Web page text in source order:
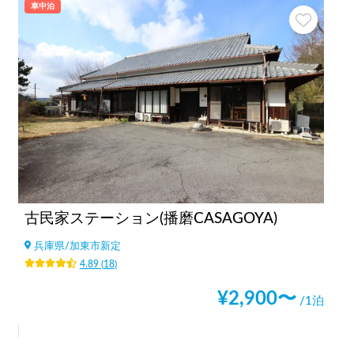
車中泊
古民家ステーション(播磨CASAGOYA)
兵庫県/加東市新定
4.89(18)
¥2,900〜 /1泊